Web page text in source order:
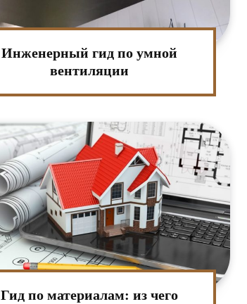
Инженерный гид по умной
вентиляции
Гид по материалам: из чего